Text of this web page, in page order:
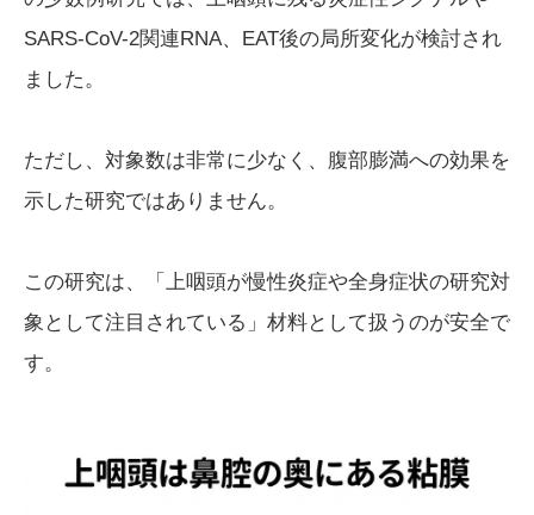
SARS-CoV-2関連RNA、EAT後の局所変化が検討され
ました。
ただし、対象数は非常に少なく、腹部膨満への効果を
示した研究ではありません。
この研究は、「上咽頭が慢性炎症や全身症状の研究対
象として注目されている」材料として扱うのが安全で
す。